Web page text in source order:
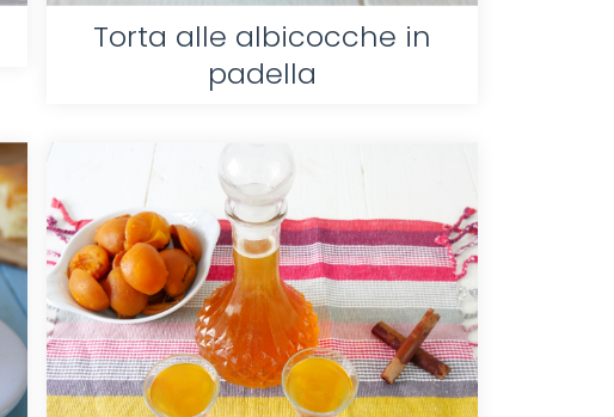
Torta alle albicocche in
padella